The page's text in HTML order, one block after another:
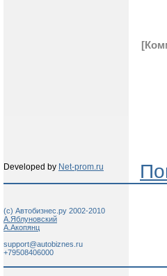
Developed by Net-prom.ru
(c) Автобизнес.ру 2002-2010
А.Яблуновский
А.Акопянц
support@autobiznes.ru
+79508406000